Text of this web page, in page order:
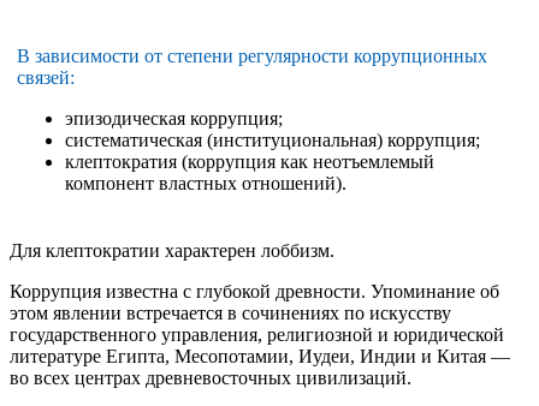
В зависимости от степени регулярности коррупционных
связей:
эпизодическая коррупция;
систематическая (институциональная) коррупция;
клептократия (коррупция как неотъемлемый
компонент властных отношений).
Для клептократии характерен лоббизм.
Коррупция известна с глубокой древности. Упоминание об
этом явлении встречается в сочинениях по искусству
государственного управления, религиозной и юридической
литературе Египта, Месопотамии, Иудеи, Индии и Китая —
во всех центрах древневосточных цивилизаций.